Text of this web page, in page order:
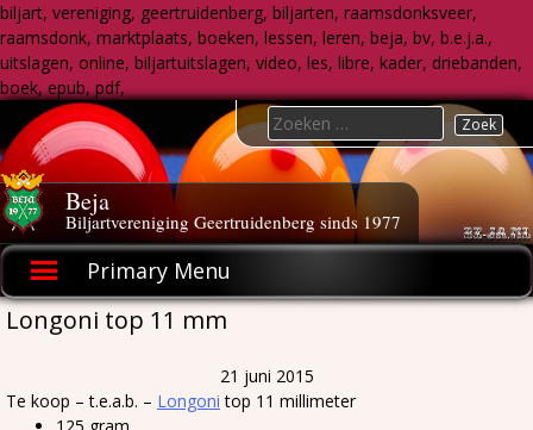
biljart, vereniging, geertruidenberg, biljarten, raamsdonksveer,
raamsdonk, marktplaats, boeken, lessen, leren, beja, bv, b.e.j.a.,
uitslagen, online, biljartuitslagen, video, les, libre, kader, driebanden,
boek, epub, pdf,
to
content
Beja
Biljartvereniging Geertruidenberg sinds 1977
Primary Menu
Search
for:
Longoni top 11 mm
21 juni 2015
Te koop – t.e.a.b. – Longoni top 11 millimeter